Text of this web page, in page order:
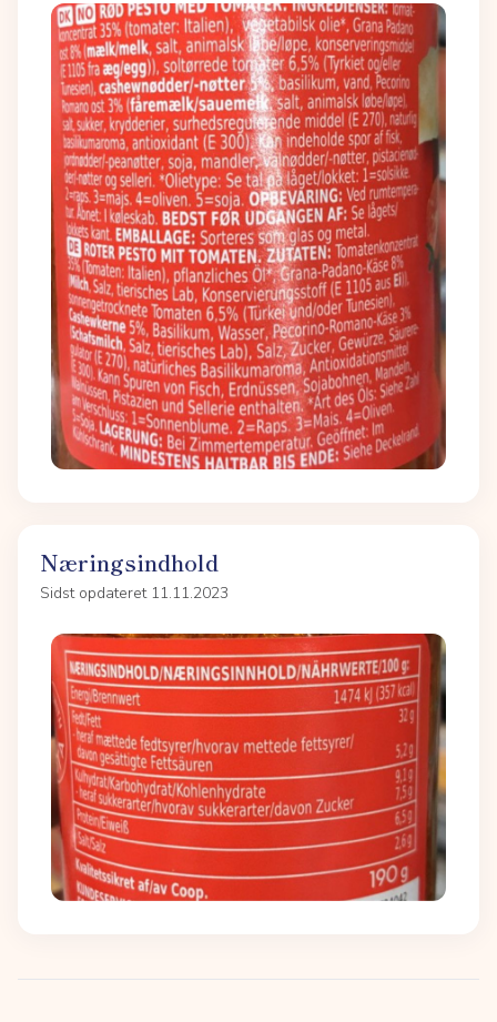
Næringsindhold
Sidst opdateret 11.11.2023